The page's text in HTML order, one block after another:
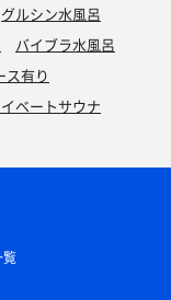
グルシン水風呂
バイブラ水風呂
ス有り
ベートサウナ
覧